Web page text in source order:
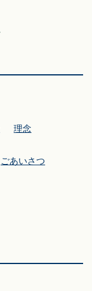
理念
ごあいさつ